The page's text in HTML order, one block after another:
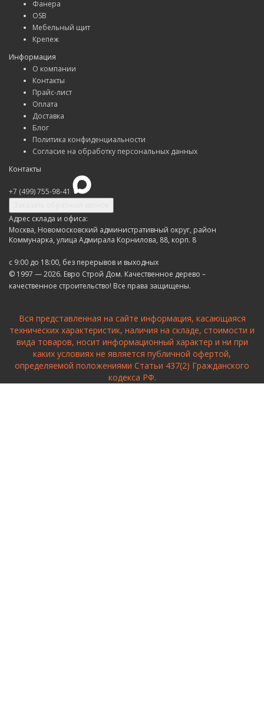
Фанера
OSB
Мебельный щит
Крепеж
Информация
О компании
Контакты
Прайс-лист
Оплата
Доставка
Блог
Политика конфиденциальности
Согласие на обработку персональных данных
Контакты
+7 (499) 755-98-41
Адрес склада и офиса:
Москва, Новомосковский административный округ, район
Коммунарка, улица Адмирала Корнилова, 88, корп. 8
с 9:00 до 18:00, без перерывов и выходных
© 1997 — 2026. Евро Строй Дом. Качественное дерево –
качественное строительство! Все права защищены.
Вся представленная на сайте информация, касающаяся
технических характеристик, наличия на складе, стоимости и
вида товаров, носит информационный характер и ни при
каких условиях не является публичной офертой,
определяемой положениями Статьи 437(2) Гражданского
кодекса РФ.